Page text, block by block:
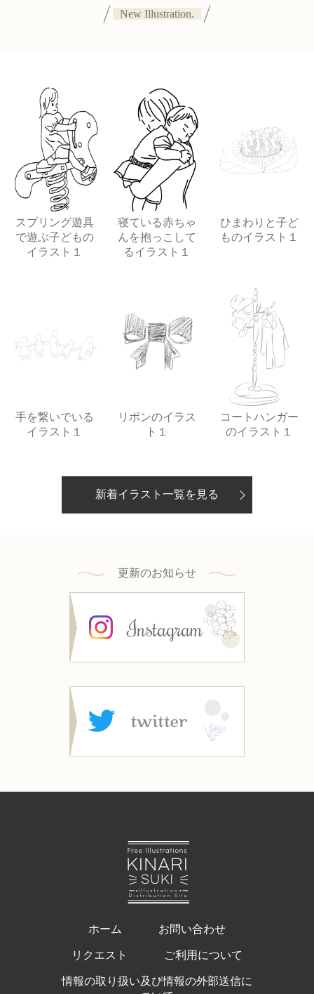
New Illustration.
スプリング遊具
で遊ぶ子どもの
イラスト１
寝ている赤ちゃ
んを抱っこして
るイラスト１
ひまわりと子ど
ものイラスト１
手を繋いでいる
イラスト１
リボンのイラス
ト１
コートハンガー
のイラスト１
新着イラスト一覧を見る
更新のお知らせ
ホーム お問い合わせ
リクエスト ご利用について
情報の取り扱い及び情報の外部送信に